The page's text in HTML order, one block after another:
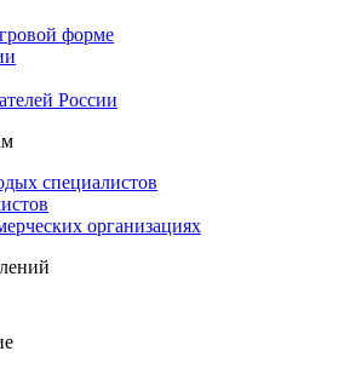
форме
России
специалистов
организациях